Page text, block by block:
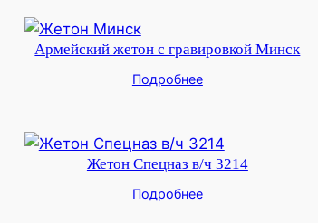
Армейский жетон с гравировкой Минск
Подробнее
Жетон Спецназ в/ч 3214
Подробнее